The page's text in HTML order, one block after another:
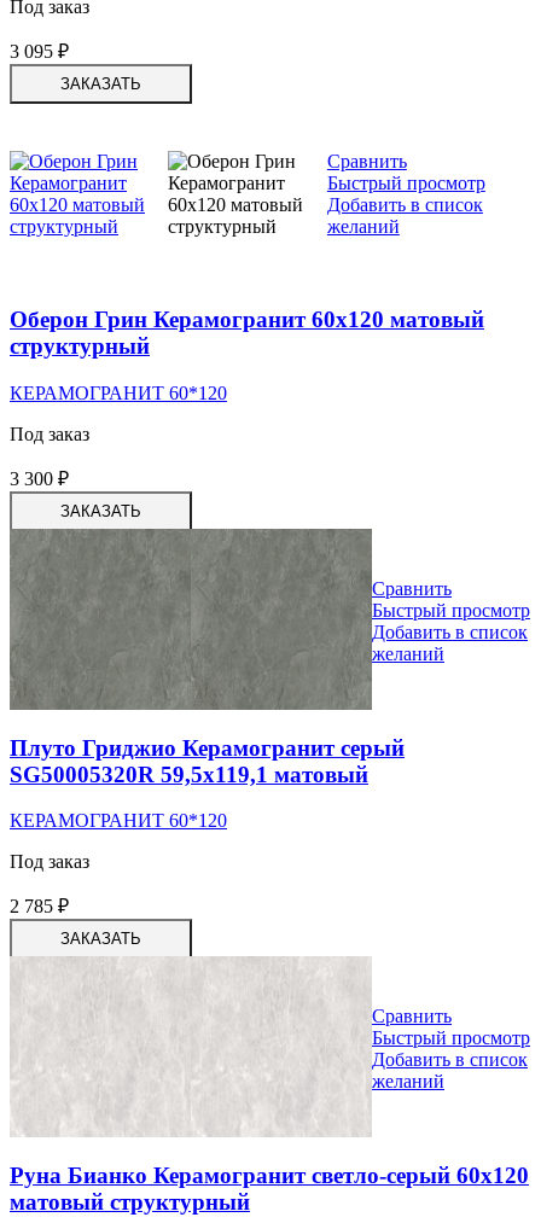
Под заказ
3 095 ₽
ЗАКАЗАТЬ
Сравнить
Быстрый просмотр
Добавить в список
желаний
Оберон Грин Керамогранит 60х120 матовый
структурный
КЕРАМОГРАНИТ 60*120
Под заказ
3 300 ₽
ЗАКАЗАТЬ
Сравнить
Быстрый просмотр
Добавить в список
желаний
Плуто Гриджио Керамогранит серый
SG50005320R 59,5х119,1 матовый
КЕРАМОГРАНИТ 60*120
Под заказ
2 785 ₽
ЗАКАЗАТЬ
Сравнить
Быстрый просмотр
Добавить в список
желаний
Руна Бианко Керамогранит светло-серый 60х120
матовый структурный